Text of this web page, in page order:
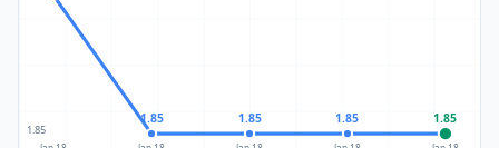
1.85 1.85 1.85 1.85
1.85